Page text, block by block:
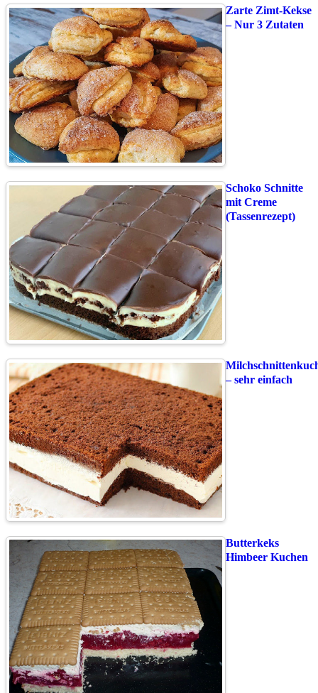
Zarte Zimt-Kekse
– Nur 3 Zutaten
Schoko Schnitte
mit Creme
(Tassenrezept)
– sehr einfach
Butterkeks
Himbeer Kuchen